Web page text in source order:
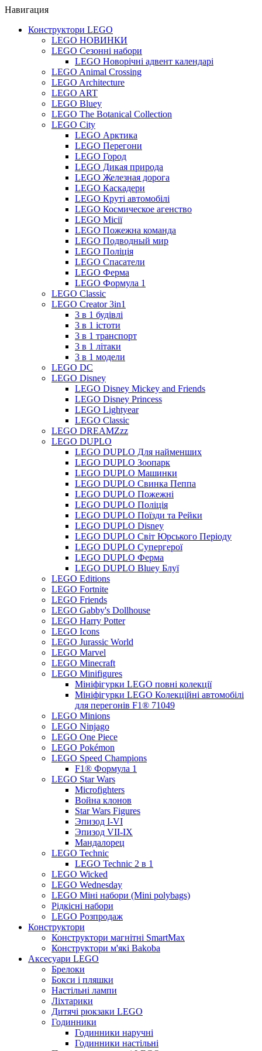
Навигация
Конструктори LEGO
LEGO НОВИНКИ
LEGO Сезонні набори
LEGO Новорічні адвент календарі
LEGO Animal Crossing
LEGO Architecture
LEGO ART
LEGO Bluey
LEGO The Botanical Collection
LEGO City
LEGO Арктика
LEGO Перегони
LEGO Город
LEGO Дикая природа
LEGO Железная дорога
LEGO Каскадери
LEGO Круті автомобілі
LEGO Космическое агенство
LEGO Місії
LEGO Пожежна команда
LEGO Подводный мир
LEGO Поліція
LEGO Спасатели
LEGO Ферма
LEGO Формула 1
LEGO Classic
LEGO Creator 3in1
3 в 1 будівлі
3 в 1 істоти
3 в 1 транспорт
3 в 1 літаки
3 в 1 модели
LEGO DC
LEGO Disney
LEGO Disney Mickey and Friends
LEGO Disney Princess
LEGO Lightyear
LEGO Classic
LEGO DREAMZzz
LEGO DUPLO
LEGO DUPLO Для найменших
LEGO DUPLO Зоопарк
LEGO DUPLO Машинки
LEGO DUPLO Свинка Пеппа
LEGO DUPLO Пожежні
LEGO DUPLO Поліція
LEGO DUPLO Поїзди та Рейки
LEGO DUPLO Disney
LEGO DUPLO Світ Юрського Періоду
LEGO DUPLO Супергерої
LEGO DUPLO Ферма
LEGO DUPLO Bluey Блуї
LEGO Editions
LEGO Fortnite
LEGO Friends
LEGO Gabby's Dollhouse
LEGO Harry Potter
LEGO Icons
LEGO Jurassic World
LEGO Marvel
LEGO Minecraft
LEGO Minifigures
Мініфігурки LEGO повні колекції
Мініфігурки LEGO Колекційні автомобілі
для перегонів F1® 71049
LEGO Minions
LEGO Ninjago
LEGO One Piece
LEGO Pokémon
LEGO Speed Champions
F1® Формула 1
LEGO Star Wars
Microfighters
Война клонов
Star Wars Figures
Эпизод I-VI
Эпизод VII-IX
Мандалорец
LEGO Technic
LEGO Technic 2 в 1
LEGO Wicked
LEGO Wednesday
LEGO Міні набори (Mini polybags)
Рідкісні набори
LEGO Розпродаж
Конструктори
Конструктори магнітні SmartMax
Конструктори м'які Bakoba
Аксесуари LEGO
Брелоки
Бокси і пляшки
Настільні лампи
Ліхтарики
Дитячі рюкзаки LEGO
Годинники
Годинники наручні
Годинники настільні